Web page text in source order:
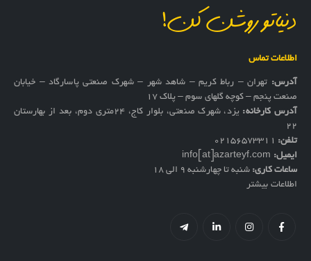
دنیاتو روشن کن!
اطلاعات تماس
آدرس: تهران – رباط کریم – شاهد شهر – شهرک صنعتی پاسارگاد – خیابان
صنعت پنجم – کوچه گلهای سوم – پلاک 17
آدرس کارخانه:
یزد، شهرک صنعتی، بلوار کاج، ۲۴متری دوم، بعد از بهارستان
۲۲
تلفن: 02156573311
ایمیل: info[at]azarteyf.com
ساعات کاری: شنبه تا چهارشنبه 9 الی 18
اطلاعات بیشتر